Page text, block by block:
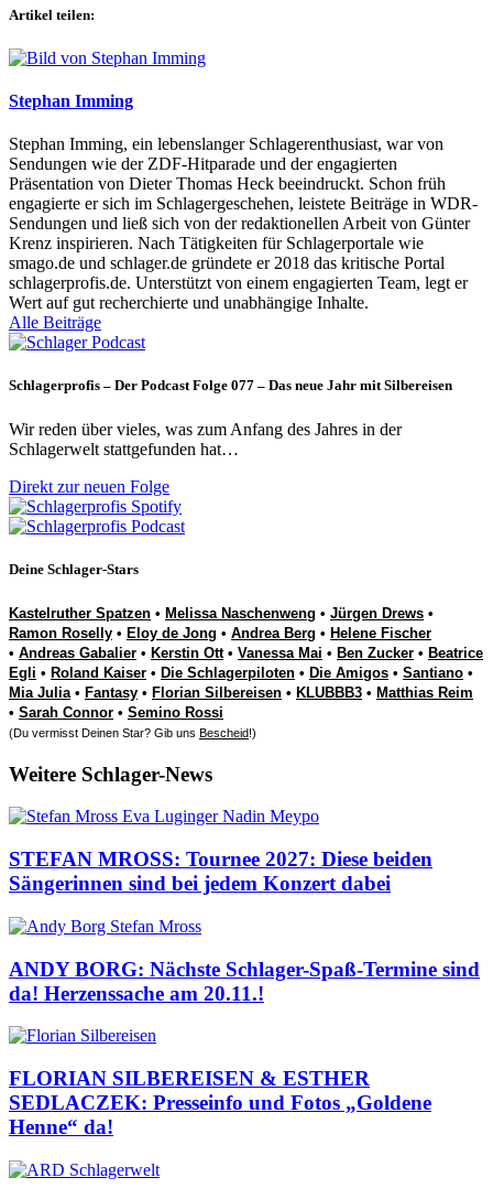
Artikel teilen:
Stephan Imming
Stephan Imming, ein lebenslanger Schlagerenthusiast, war von
Sendungen wie der ZDF-Hitparade und der engagierten
Präsentation von Dieter Thomas Heck beeindruckt. Schon früh
engagierte er sich im Schlagergeschehen, leistete Beiträge in WDR-
Sendungen und ließ sich von der redaktionellen Arbeit von Günter
Krenz inspirieren. Nach Tätigkeiten für Schlagerportale wie
smago.de und schlager.de gründete er 2018 das kritische Portal
schlagerprofis.de. Unterstützt von einem engagierten Team, legt er
Wert auf gut recherchierte und unabhängige Inhalte.
Alle Beiträge
Schlagerprofis – Der Podcast Folge 077 – Das neue Jahr mit Silbereisen
Wir reden über vieles, was zum Anfang des Jahres in der
Schlagerwelt stattgefunden hat…
Direkt zur neuen Folge
Deine Schlager-Stars
Kastelruther Spatzen • Melissa Naschenweng • Jürgen Drews •
Ramon Roselly • Eloy de Jong • Andrea Berg • Helene Fischer
• Andreas Gabalier • Kerstin Ott• Vanessa Mai • Ben Zucker • Beatrice
Egli • Roland Kaiser • Die Schlagerpiloten • Die Amigos • Santiano •
Mia Julia• Fantasy • Florian Silbereisen • KLUBBB3 • Matthias Reim
• Sarah Connor • Semino Rossi
(Du vermisst Deinen Star? Gib uns Bescheid!)
Weitere Schlager-News
STEFAN MROSS: Tournee 2027: Diese beiden
Sängerinnen sind bei jedem Konzert dabei
ANDY BORG: Nächste Schlager-Spaß-Termine sind
da! Herzenssache am 20.11.!
FLORIAN SILBEREISEN & ESTHER
SEDLACZEK: Presseinfo und Fotos „Goldene
Henne“ da!